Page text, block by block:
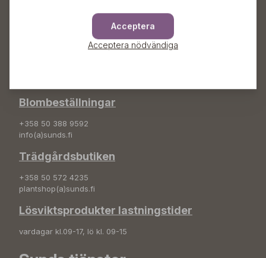
Blombeställningar
+358 50 388 9592
info(a)sunds.fi
Trädgårdsbutiken
+358 50 572 4235
plantshop(a)sunds.fi
Lösviktsprodukter lastningstider
vardagar kl.09-17, lö kl. 09-15
Acceptera
Acceptera nödvändiga